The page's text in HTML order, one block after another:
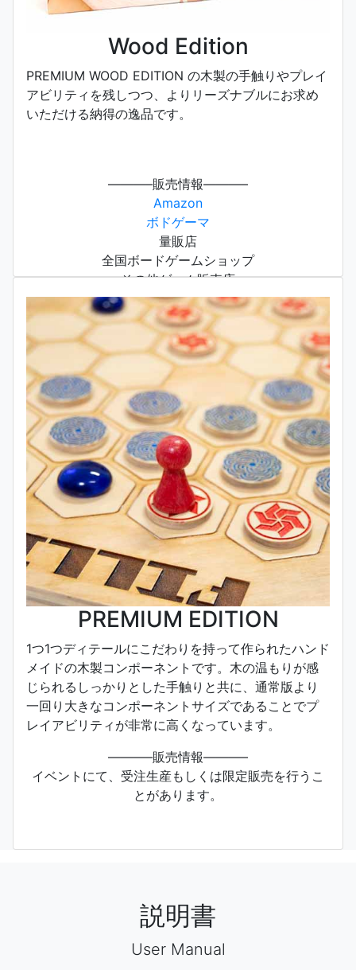
Wood Edition
PREMIUM WOOD EDITION の木製の手触りやプレイ
アビリティを残しつつ、よりリーズナブルにお求め
いただける納得の逸品です。
———–販売情報———–
Amazon
ボドゲーマ
量販店
全国ボードゲームショップ
その他ゲーム販売店
※ネット販売はAmazon他、各店舗のサイトでも行われています。
PREMIUM EDITION
1つ1つディテールにこだわりを持って作られたハンド
メイドの木製コンポーネントです。木の温もりが感
じられるしっかりとした手触りと共に、通常版より
一回り大きなコンポーネントサイズであることでプ
レイアビリティが非常に高くなっています。
———–販売情報———–
イベントにて、受注生産もしくは限定販売を行うこ
とがあります。
説明書
User Manual